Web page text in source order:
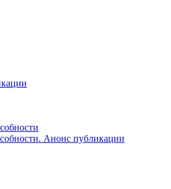
Анонс публикации